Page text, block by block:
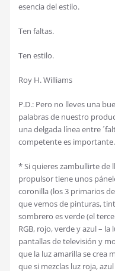
esencia del estilo.
Ten faltas.
Ten estilo.
Roy H. Williams
P.D.: Pero no lleves una
palabras de nuestro
una delgada línea entre´
competente es
* Si quieres zambullirte de
propulsor tiene unos pá
coronilla (los 3 primarios
que vemos de pinturas,
sombrero es verde (el
RGB, rojo, verde y azul –
pantallas de televisión y
que la luz amarilla se crea
que si mezclas luz roja,